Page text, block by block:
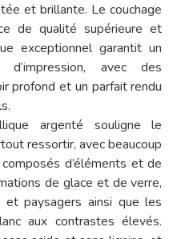
et brillante. Le couchage
de qualité supérieure et
exceptionnel garantit un
d’impression, avec des
profond et un parfait rendu
argenté souligne le
ressortir, avec beaucoup
d’éléments et de
de glace et de verre,
et paysagers ainsi que les
aux contrastes élevés.